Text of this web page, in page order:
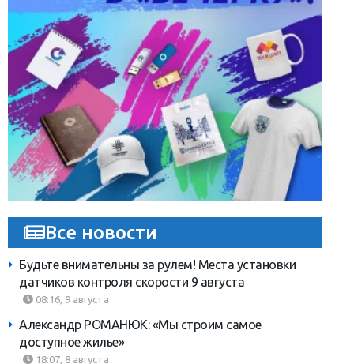
Все новости
Будьте внимательны за рулем! Места установки
датчиков контроля скорости 9 августа
08:16, 9 августа
Александр РОМАНЮК: «Мы строим самое
доступное жилье»
18:07, 8 августа